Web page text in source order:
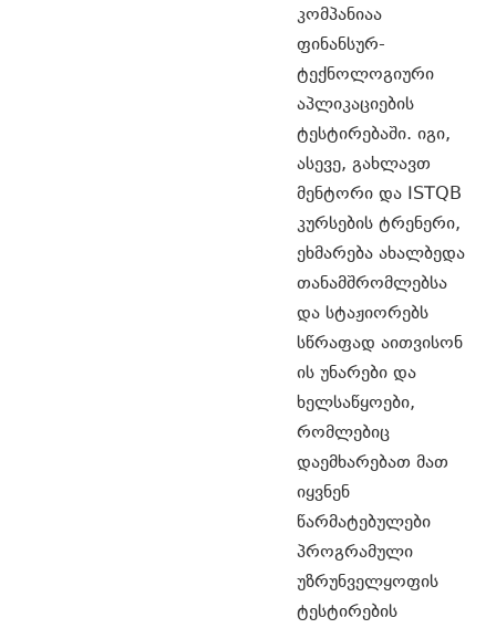
კომპანიაა
ფინანსურ-
ტექნოლოგიური
აპლიკაციების
ტესტირებაში. იგი,
ასევე, გახლავთ
მენტორი და ISTQB
კურსების ტრენერი,
ეხმარება ახალბედა
თანამშრომლებსა
და სტაჟიორებს
სწრაფად აითვისონ
ის უნარები და
ხელსაწყოები,
რომლებიც
დაემხარებათ მათ
იყვნენ
წარმატებულები
პროგრამული
უზრუნველყოფის
ტესტირების